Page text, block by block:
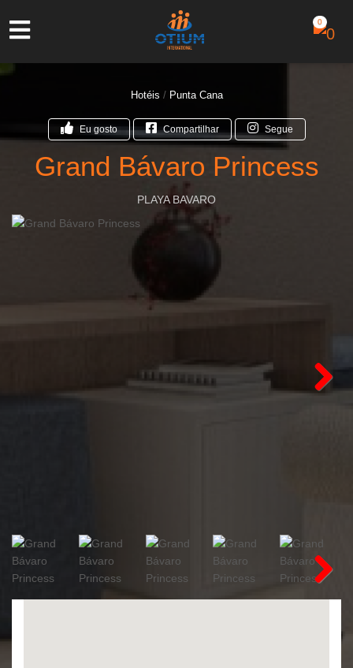
0
Hotéis / Punta Cana
Eu gosto Compartilhar Segue
Grand Bávaro Princess
PLAYA BAVARO